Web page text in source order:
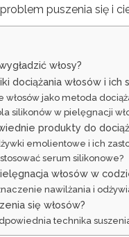
puszenia się i
włosy?
dociążania włosów i ich
włosów jako metoda
silikonów w pielęgnacji
produkty do
emolientowe i ich
serum silikonowe?
włosów w
nawilżania i
się włosów?
technika